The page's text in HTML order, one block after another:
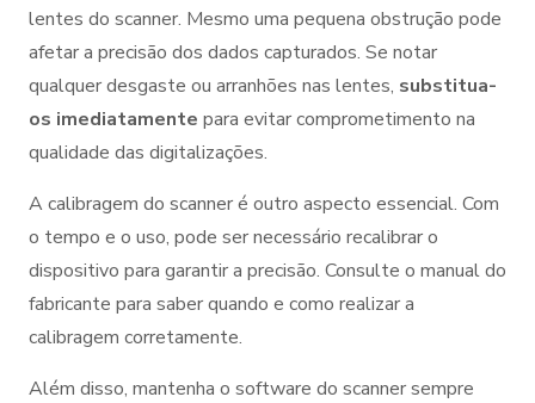
lentes do scanner. Mesmo uma pequena obstrução pode
afetar a precisão dos dados capturados. Se notar
qualquer desgaste ou arranhões nas lentes, substitua-
os imediatamente para evitar comprometimento na
qualidade das digitalizações.
A calibragem do scanner é outro aspecto essencial. Com
o tempo e o uso, pode ser necessário recalibrar o
dispositivo para garantir a precisão. Consulte o manual do
fabricante para saber quando e como realizar a
calibragem corretamente.
Além disso, mantenha o software do scanner sempre